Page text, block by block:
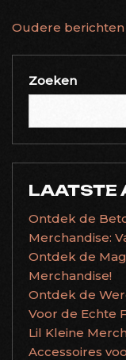
Oudere berichten
Zoeken
LAATSTE
Ontdek de
Merchandise:
Ontdek de
Merchandise!
Ontdek de
Voor de Echte
Lil Kleine
Accessoires